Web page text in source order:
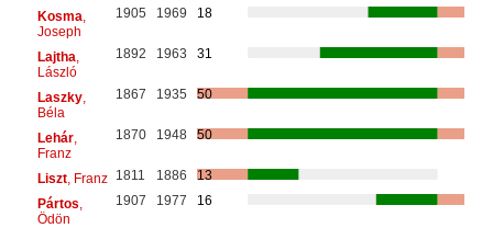
Kosma
Joseph
1905 1969 18
Lajtha
László
1892 1963 31
Laszky,
Béla
1867 1935 50
Lehár,
Franz
1870 1948 50
Liszt, Franz 1811 1886
13
Pártos
Ödön
1907 1977 16